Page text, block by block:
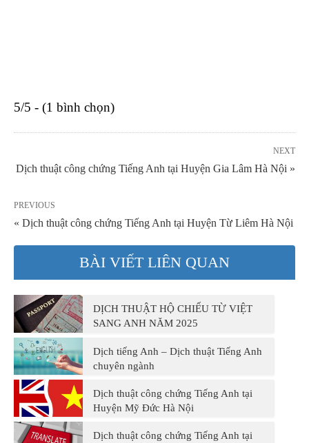
5/5 - (1 bình chọn)
NEXT
Dịch thuật công chứng Tiếng Anh tại Huyện Gia Lâm Hà Nội »
PREVIOUS
« Dịch thuật công chứng Tiếng Anh tại Huyện Từ Liêm Hà Nội
BÀI VIẾT LIÊN QUAN
DỊCH THUẬT HỘ CHIẾU TỪ VIỆT
SANG ANH NĂM 2025
Dịch tiếng Anh – Dịch thuật Tiếng Anh
chuyên ngành
Dịch thuật công chứng Tiếng Anh tại
Huyện Mỹ Đức Hà Nội
Dịch thuật công chứng Tiếng Anh tại